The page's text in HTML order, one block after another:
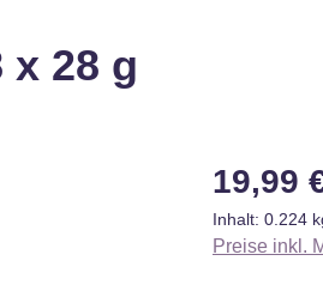
28 g
Regulärer
19,99
Inhalt: 0.224
Preise inkl.